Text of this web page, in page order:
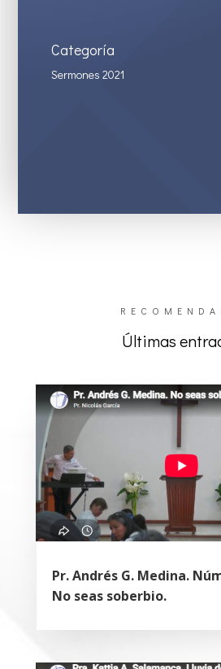
Categoría
Sermones 2021
Últimas
Pr. Andrés G. Medina.
No seas soberbio.